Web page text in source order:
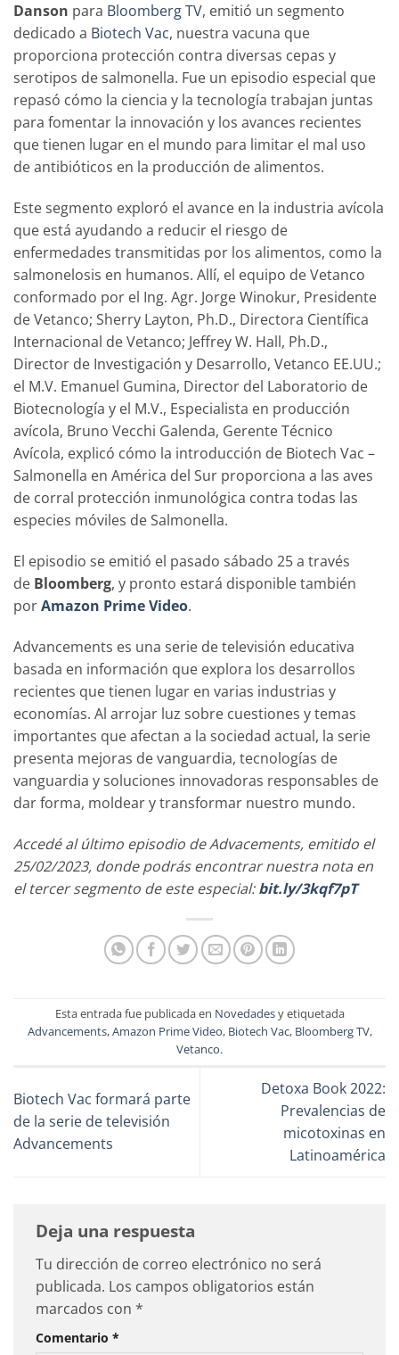
Danson para Bloomberg TV, emitió un segmento
dedicado a Biotech Vac, nuestra vacuna que
proporciona protección contra diversas cepas y
serotipos de salmonella. Fue un episodio especial que
repasó cómo la ciencia y la tecnología trabajan juntas
para fomentar la innovación y los avances recientes
que tienen lugar en el mundo para limitar el mal uso
de antibióticos en la producción de alimentos.
Este segmento exploró el avance en la industria avícola
que está ayudando a reducir el riesgo de
enfermedades transmitidas por los alimentos, como la
salmonelosis en humanos. Allí, el equipo de Vetanco
conformado por el Ing. Agr. Jorge Winokur, Presidente
de Vetanco; Sherry Layton, Ph.D., Directora Científica
Internacional de Vetanco; Jeffrey W. Hall, Ph.D.,
Director de Investigación y Desarrollo, Vetanco EE.UU.;
el M.V. Emanuel Gumina, Director del Laboratorio de
Biotecnología y el M.V., Especialista en producción
avícola, Bruno Vecchi Galenda, Gerente Técnico
Avícola, explicó cómo la introducción de Biotech Vac –
Salmonella en América del Sur proporciona a las aves
de corral protección inmunológica contra todas las
especies móviles de Salmonella.
El episodio se emitió el pasado sábado 25 a través
de Bloomberg, y pronto estará disponible también
porAmazon Prime Video.
Advancements es una serie de televisión educativa
basada en información que explora los desarrollos
recientes que tienen lugar en varias industrias y
economías. Al arrojar luz sobre cuestiones y temas
importantes que afectan a la sociedad actual, la serie
presenta mejoras de vanguardia, tecnologías de
vanguardia y soluciones innovadoras responsables de
dar forma, moldear y transformar nuestro mundo.
Accedé al último episodio de Advacements, emitido el
25/02/2023, donde podrás encontrar nuestra nota en
el tercer segmento de este especial: bit.ly/3kqf7pT
Esta entrada fue publicada en Novedadesy etiquetada
Advancements,Amazon Prime Video, Biotech Vac, Bloomberg TV,
Vetanco.
Biotech Vac formará parte
de la serie de televisión
Advancements
Detoxa Book 2022:
Prevalencias de
micotoxinas en
Latinoamérica
Deja una respuesta
Tu dirección de correo electrónico no será
publicada. Los campos obligatorios están
marcados con *
Comentario *